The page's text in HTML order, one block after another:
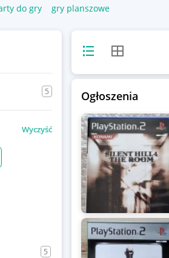
do gry gry planszowe
5
Wyczyść
5
Widok listyWidok siatki
Ogłoszenia